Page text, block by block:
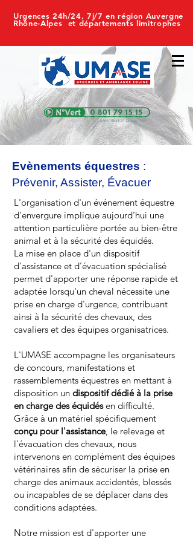
Urgences 24h/24, 7j/7 en région Auvergne
Rhône-Alpes et départements limitrophes
Evènements équestres :
Prévenir, Assister, Évacuer
L'organisation d'un événement équestre
d'envergure implique aujourd'hui une
attention particulière portée au bien-être
animal et à la sécurité des équidés.
La mise en place d'un dispositif
d'assistance et d'évacuation spécialisé
permet d'apporter une réponse rapide et
adaptée lorsqu'un cheval nécessite une
prise en charge d'urgence, contribuant
ainsi à la sécurité des chevaux, des
cavaliers et des équipes organisatrices.
L'UMASE accompagne les organisateurs
de concours, manifestations et
rassemblements équestres en mettant à
disposition un dispositif dédié à la prise
en charge des équidésen difficulté.
Grâce à un matériel spécifiquement
conçu pour l'assistance, le relevage et
l'évacuation des chevaux, nous
intervenons en complément des équipes
vétérinaires afin de sécuriser la prise en
charge des animaux accidentés, blessés
ou incapables de se déplacer dans des
conditions adaptées.
Notre mission est d'apporter une